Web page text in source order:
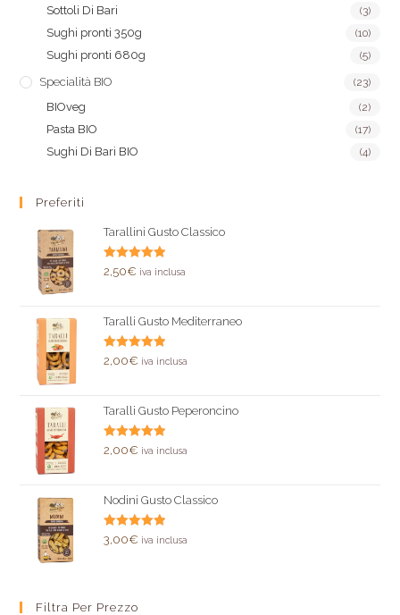
Sottoli Di Bari (3)
Sughi pronti 350g (10)
Sughi pronti 680g (5)
Specialità BIO (23)
BIOveg (2)
Pasta BIO (17)
Sughi Di Bari BIO (4)
Preferiti
Tarallini Gusto Classico
Valutato
2,50€ iva inclusa
Taralli Gusto Mediterraneo
Valutato
2,00€ iva inclusa
Taralli Gusto Peperoncino
Valutato
2,00€ iva inclusa
Nodini Gusto Classico
Valutato
3,00€ iva inclusa
Filtra Per Prezzo